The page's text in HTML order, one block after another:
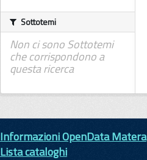
Sottotemi
Non ci sono Sottotemi
che corrispondono a
questa ricerca
Informazioni OpenData Matera
Lista cataloghi